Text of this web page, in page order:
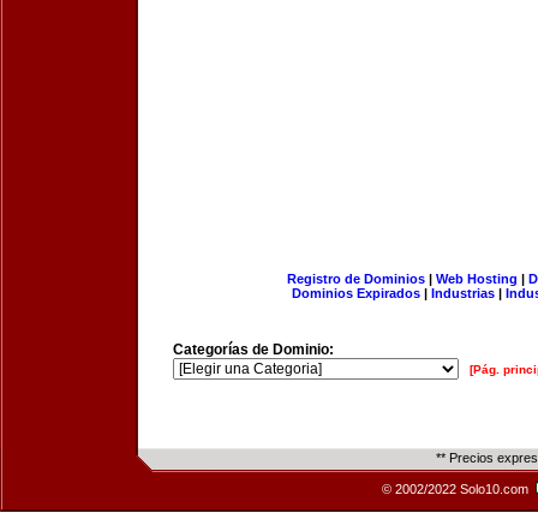
Registro de Dominios| Web Hosting |
Dominios Expirados | Industrias |
Categorías de Dominio:
[Pág.
** Precios
© 2002/2022 Solo10.com